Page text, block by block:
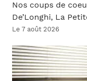
Nos coups de
De’Longhi, La
Le 7 août 2026